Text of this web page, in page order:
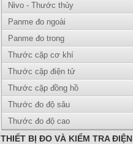
Nivo - Thước thủy
Panme đo ngoài
Panme đo trong
Thước cặp cơ khí
Thước cặp điện tử
Thước cặp đồng hồ
Thước đo độ sâu
Thước đo độ cao
THIẾT BỊ ĐO VÀ KIỂM TRA ĐIỆN